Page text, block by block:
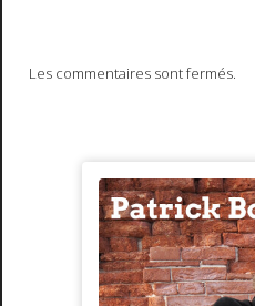
Les commentaires sont fermés.